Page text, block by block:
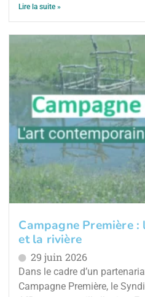
Lire la suite »
Campagne Première
et la rivière
29 juin 2026
Dans le cadre d’un
Campagne Première, le